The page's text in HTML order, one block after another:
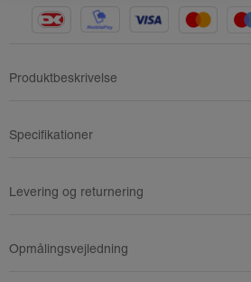
Produktbeskrivelse
Specifikationer
Levering og returnering
Opmålingsvejledning